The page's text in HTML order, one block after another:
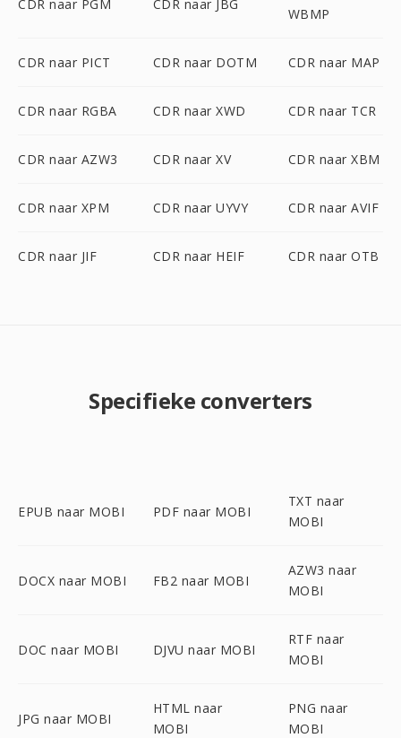
CDR naar PGM CDR naar JBG
WBMP
CDR naar PICT CDR naar DOTM CDR naar MAP
CDR naar RGBA CDR naar XWD CDR naar TCR
CDR naar AZW3 CDR naar XV CDR naar XBM
CDR naar XPM CDR naar UYVY CDR naar AVIF
CDR naar JIF CDR naar HEIF CDR naar OTB
Specifieke converters
EPUB naar MOBI PDF naar MOBI
TXT naar
MOBI
DOCX naar MOBI FB2 naar MOBI
AZW3 naar
MOBI
DOC naar MOBI DJVU naar MOBI
RTF naar
MOBI
JPG naar MOBI
HTML naar
MOBI
PNG naar
MOBI